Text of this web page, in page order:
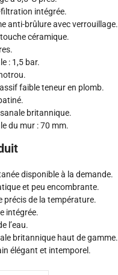
intégrée.
anti-brûlure avec verrouillage.
céramique.
: 1,5 bar.
faible teneur en plomb.
britannique.
du mur : 70 mm.
disponible à la demande.
et peu encombrante.
de la température.
intégrée.
l’eau.
britannique haut de gamme.
élégant et intemporel.